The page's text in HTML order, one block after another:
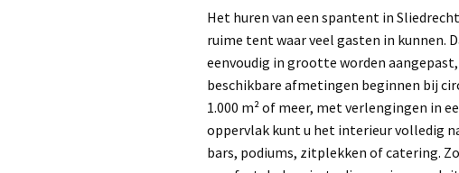
Het huren van een spantent in
ruime tent waar veel gasten in kunnen.
eenvoudig in grootte worden
beschikbare afmetingen beginnen bij
1.000 m² of meer, met verlengingen in
oppervlak kunt u het interieur volledig
bars, podiums, zitplekken of catering.